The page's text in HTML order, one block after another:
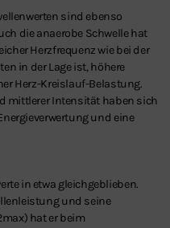
sind ebenso
die anaerobe Schwelle hat
Herzfrequenz wie bei der
in der Lage ist, höhere
Herz-Kreislauf-Belastung.
mittlerer Intensität haben sich
und eine
in etwa gleichgeblieben.
und seine
hat er beim